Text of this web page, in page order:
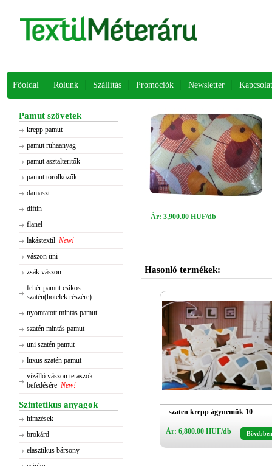
Főoldal Rólunk Szállítás Promóciók Newsletter Kapcsolat
Pamut szövetek
krepp pamut
pamut ruhaanyag
pamut asztalteritők
pamut törölközők
damaszt
diftin
flanel
lakástextil New!
vászon üni
zsák vászon
fehér pamut csikos
szatén(hotelek részére)
nyomtatott mintás pamut
szatén mintás pamut
uni szatén pamut
luxus szatén pamut
vízálló vászon teraszok
befedésére New!
Szintetikus anyagok
himzések
brokárd
elasztikus bársony
Ár: 3,900.00 HUF/db
Hasonló termékek:
szaten krepp ágynemük 10
Ár: 6,800.00 HUF/db Bővebben